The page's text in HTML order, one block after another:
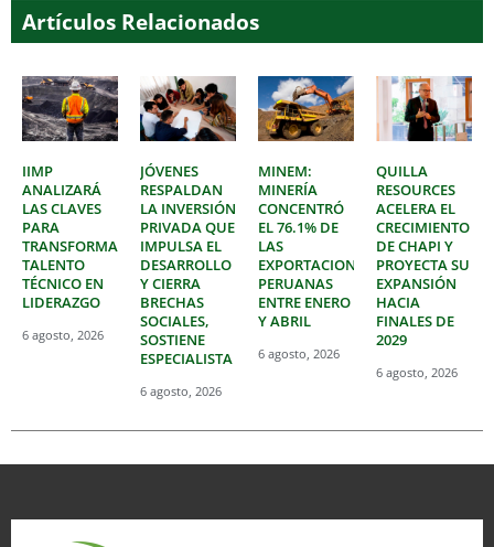
Artículos Relacionados
IIMP
ANALIZARÁ
LAS CLAVES
PARA
TRANSFORMAR
TALENTO
TÉCNICO EN
LIDERAZGO
6 agosto, 2026
JÓVENES
RESPALDAN
LA INVERSIÓN
PRIVADA QUE
IMPULSA EL
DESARROLLO
Y CIERRA
BRECHAS
SOCIALES,
SOSTIENE
ESPECIALISTA
6 agosto, 2026
MINEM:
MINERÍA
CONCENTRÓ
EL 76.1% DE
LAS
EXPORTACIONES
PERUANAS
ENTRE ENERO
Y ABRIL
6 agosto, 2026
QUILLA
RESOURCES
ACELERA EL
CRECIMIENTO
DE CHAPI Y
PROYECTA SU
EXPANSIÓN
HACIA
FINALES DE
2029
6 agosto, 2026